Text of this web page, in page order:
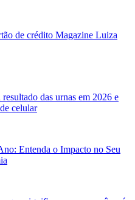
de crédito Magazine Luiza
das urnas em 2026 e
celular
Entenda o Impacto no Seu